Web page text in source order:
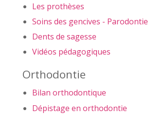
Les prothèses
Soins des gencives - Parodontie
Dents de sagesse
Vidéos pédagogiques
Orthodontie
Bilan orthodontique
Dépistage en orthodontie